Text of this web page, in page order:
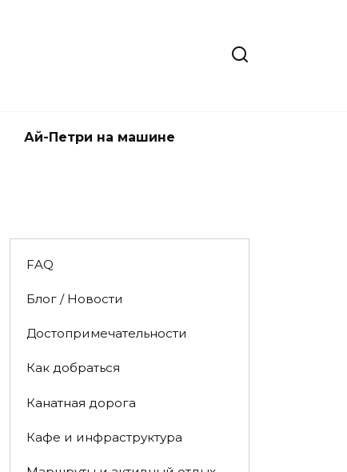
Ай-Петри на машине
FAQ
Блог / Новости
Достопримечательности
Как добраться
Канатная дорога
Кафе и инфраструктура